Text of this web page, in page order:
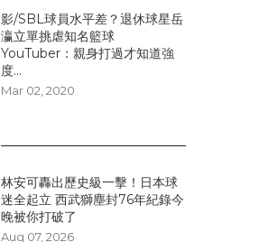
影/SBL球員水平差？退休球星岳
瀛立單挑虐知名籃球
YouTuber：親身打過才知道強
度...
Mar 02, 2020
林安可轟出歷史級一擊！日本球
迷全起立 西武獅塵封76年紀錄今
晚被你打破了
Aug 07, 2026